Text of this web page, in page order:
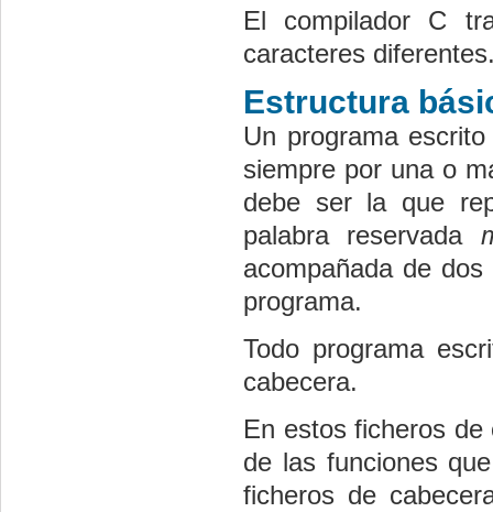
El compilador C
caracteres
Estructura
Un programa
siempre por una o
debe ser la que
palabra reservada
acompañada de
programa.
Todo programa
cabecera.
En estos ficheros
de las funciones
ficheros de